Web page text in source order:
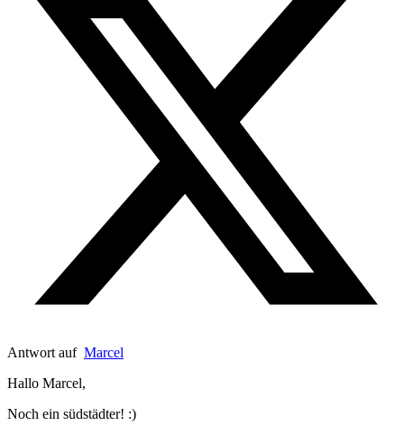
Antwort auf Marcel
Hallo Marcel,
Noch ein südstädter! :)